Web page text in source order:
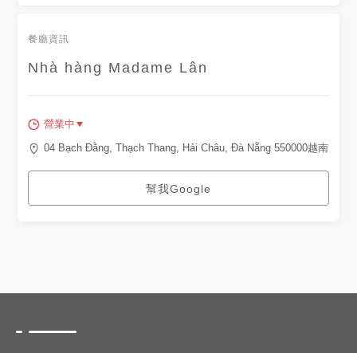
餐廳資訊
Nhà hàng Madame Lân
營業中
04 Bạch Đằng, Thạch Thang, Hải Châu, Đà Nẵng 550000越南
幫我Google